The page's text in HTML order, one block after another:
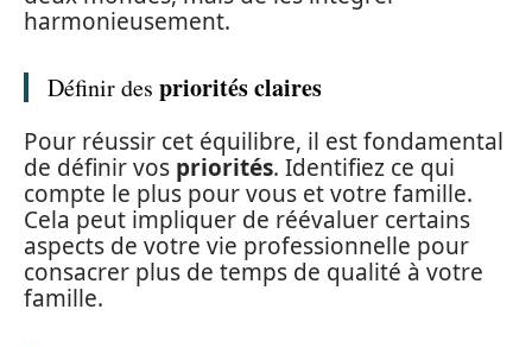
harmonieusement.
Définir des priorités claires
Pour réussir cet équilibre, il est fondamental
de définir vos priorités. Identifiez ce qui
compte le plus pour vous et votre famille.
Cela peut impliquer de réévaluer certains
aspects de votre vie professionnelle pour
consacrer plus de temps de qualité à votre
famille.